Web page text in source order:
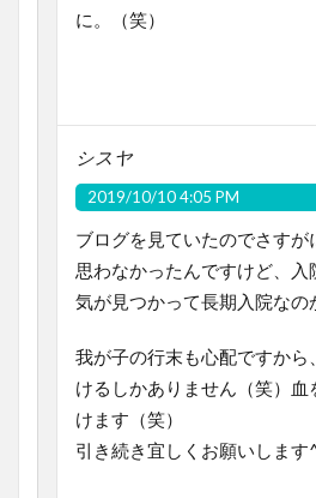
に。（笑）
シスヤ
2019/10/10 4:05 PM
ブログを見ていたのでさすが
思わなかったんですけど、入
気が見つかって長期入院なの
我が子の行末も心配ですから
けるしかありません（笑）血
けます（笑）
引き続き宜しくお願いします